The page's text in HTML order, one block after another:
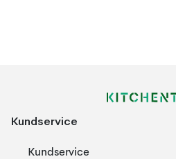
Kundservice
Kundservice